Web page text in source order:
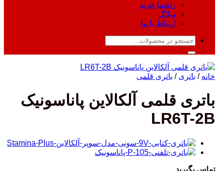
راهنما خرید
وبلاگ
ارتباط با ما
جستجو
خانه / باتری / باتری قلمی
باتری قلمی آلکالاین پاناسونیک
LR6T-2B
تماس بگیرید